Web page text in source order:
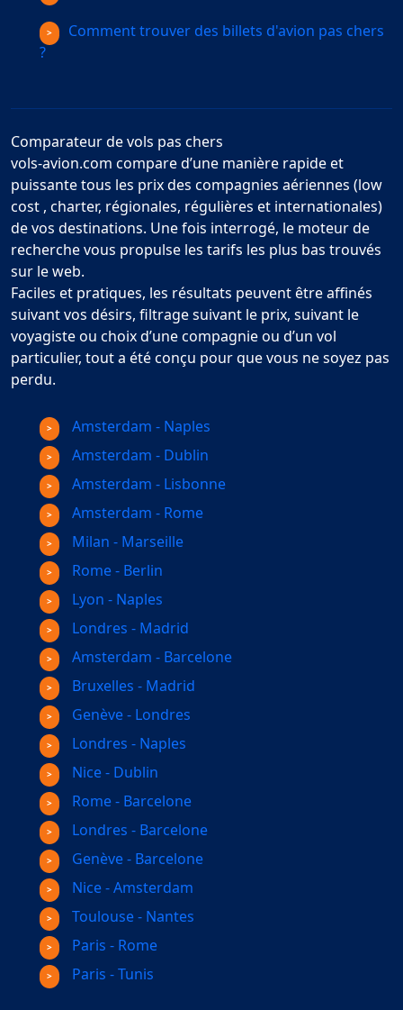
Comment trouver des billets d'avion pas chers
?
Comparateur de vols pas chers
vols-avion.com compare d’une manière rapide et
puissante tous les prix des compagnies aériennes (low
cost , charter, régionales, régulières et internationales)
de vos destinations. Une fois interrogé, le moteur de
recherche vous propulse les tarifs les plus bas trouvés
sur le web.
Faciles et pratiques, les résultats peuvent être affinés
suivant vos désirs, filtrage suivant le prix, suivant le
voyagiste ou choix d’une compagnie ou d’un vol
particulier, tout a été conçu pour que vous ne soyez pas
perdu.
Amsterdam - Naples
Amsterdam - Dublin
Amsterdam - Lisbonne
Amsterdam - Rome
Milan - Marseille
Rome - Berlin
Lyon - Naples
Londres - Madrid
Amsterdam - Barcelone
Bruxelles - Madrid
Genève - Londres
Londres - Naples
Nice - Dublin
Rome - Barcelone
Londres - Barcelone
Genève - Barcelone
Nice - Amsterdam
Toulouse - Nantes
Paris - Rome
Paris - Tunis